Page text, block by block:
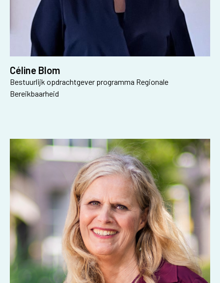
Céline Blom
Bestuurlijk opdrachtgever programma Regionale
Bereikbaarheid